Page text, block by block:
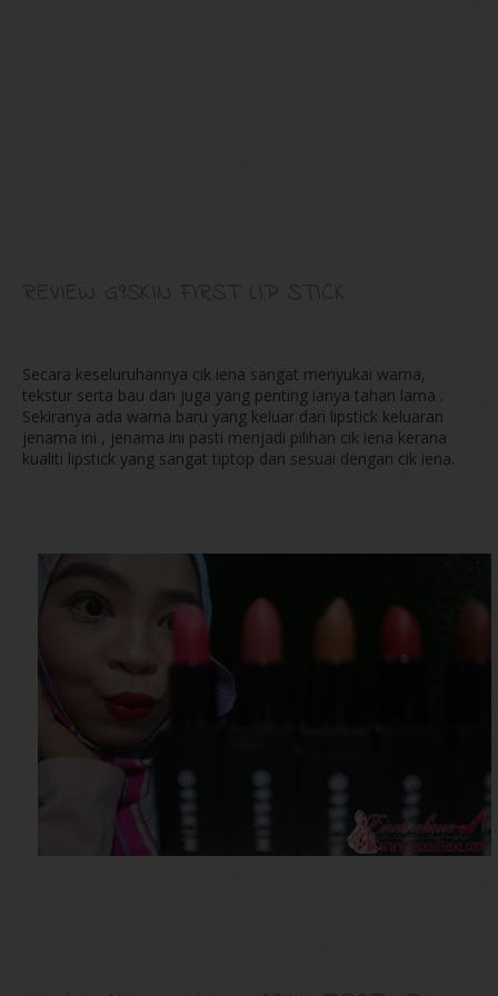
REVIEW G9SKIN FIRST LIP STICK
Secara keseluruhannya cik iena sangat menyukai warna,
tekstur serta bau dan juga yang penting ianya tahan lama .
Sekiranya ada warna baru yang keluar dari lipstick keluaran
jenama ini , jenama ini pasti menjadi pilihan cik iena kerana
kualiti lipstick yang sangat tiptop dan sesuai dengan cik iena.